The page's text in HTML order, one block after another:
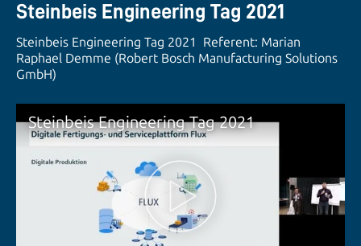
Steinbeis Engineering Tag 2021
Steinbeis Engineering Tag 2021 Referent: Marian
Raphael Demme (Robert Bosch Manufacturing Solutions
GmbH)
Steinbeis Engineering Tag 2021